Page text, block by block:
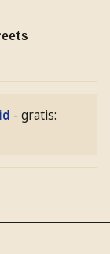
- gratis: